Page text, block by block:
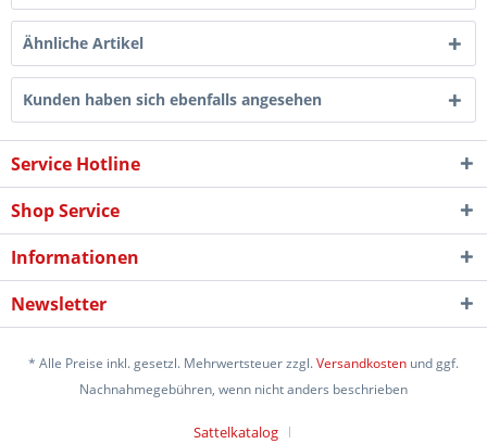
Ähnliche Artikel
Kunden haben sich ebenfalls angesehen
Service Hotline
Shop Service
Informationen
Newsletter
* Alle Preise inkl. gesetzl. Mehrwertsteuer zzgl.Versandkosten und ggf.
Nachnahmegebühren, wenn nicht anders beschrieben
Sattelkatalog